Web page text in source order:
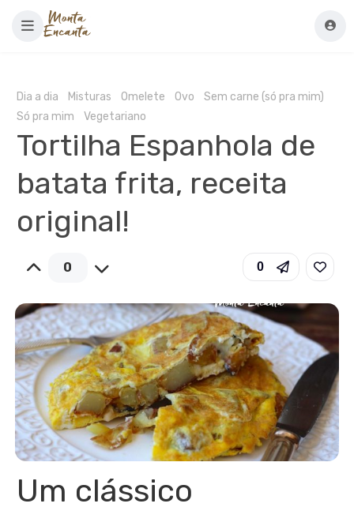
Dia a dia Misturas Omelete Ovo
Sem carne (só pra mim)
Só pra mim
Vegetariano
Tortilha Espanhola de
batata frita, receita
original!
0 0
Um clássico